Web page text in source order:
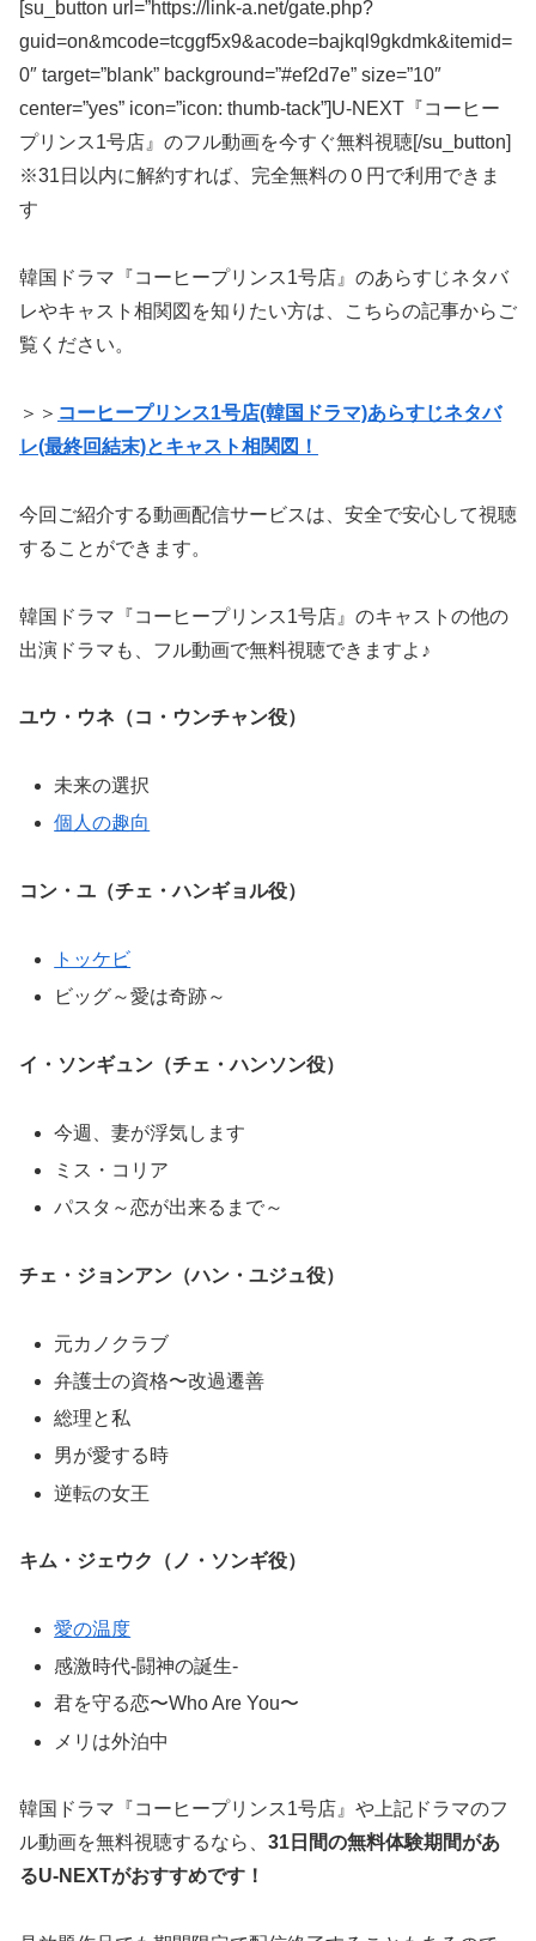
[su_button url=”https://link-a.net/gate.php?
guid=on&mcode=tcggf5x9&acode=bajkql9gkdmk&itemid=
0″ target=”blank” background=”#ef2d7e” size=”10″
center=”yes” icon=”icon: thumb-tack”]U-NEXT『コーヒー
プリンス1号店』のフル動画を今すぐ無料視聴[/su_button]
※31日以内に解約すれば、完全無料の０円で利用できま
す
韓国ドラマ『コーヒープリンス1号店』のあらすじネタバ
レやキャスト相関図を知りたい方は、こちらの記事からご
覧ください。
＞＞ コーヒープリンス1号店(韓国ドラマ)あらすじネタバ
レ(最終回結末)とキャスト相関図！
今回ご紹介する動画配信サービスは、安全で安心して視聴
することができます。
韓国ドラマ『コーヒープリンス1号店』のキャストの他の
出演ドラマも、フル動画で無料視聴できますよ♪
ユウ・ウネ（コ・ウンチャン役）
未来の選択
個人の趣向
コン・ユ（チェ・ハンギョル役）
トッケビ
ビッグ～愛は奇跡～
イ・ソンギュン（チェ・ハンソン役）
今週、妻が浮気します
ミス・コリア
パスタ～恋が出来るまで～
チェ・ジョンアン（ハン・ユジュ役）
元カノクラブ
弁護士の資格〜改過遷善
総理と私
男が愛する時
逆転の女王
キム・ジェウク（ノ・ソンギ役）
愛の温度
感激時代-闘神の誕生-
君を守る恋〜Who Are You〜
メリは外泊中
韓国ドラマ『コーヒープリンス1号店』や上記ドラマのフ
ル動画を無料視聴するなら、 31日間の無料体験期間があ
るU-NEXTがおすすめです！